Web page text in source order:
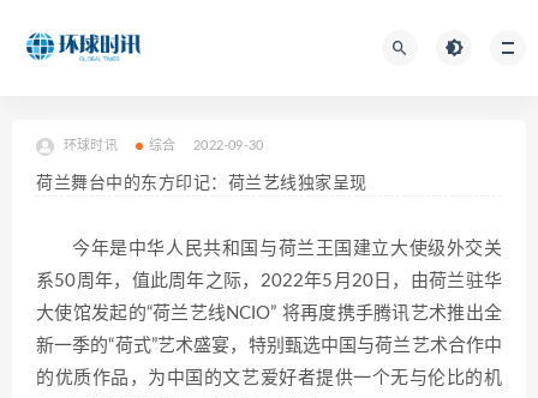
环球时讯 综合 2022-09-30
荷兰舞台中的东方印记：荷兰艺线独家呈现
今年是中华人民共和国与荷兰王国建立大使级外交关
系50周年，值此周年之际，2022年5月20日，由荷兰驻华
大使馆发起的“荷兰艺线NCIO” 将再度携手腾讯艺术推出全
新一季的“荷式”艺术盛宴，特别甄选中国与荷兰艺术合作中
的优质作品，为中国的文艺爱好者提供一个无与伦比的机